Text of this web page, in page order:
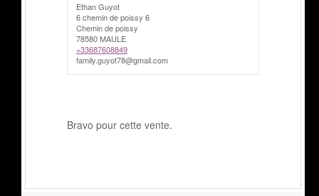
Ethan Guyot
6 chemin de poissy 6
Chemin de poissy
78580 MAULE
+33687608849
family.guyot78@gmail.com
Bravo pour cette vente.